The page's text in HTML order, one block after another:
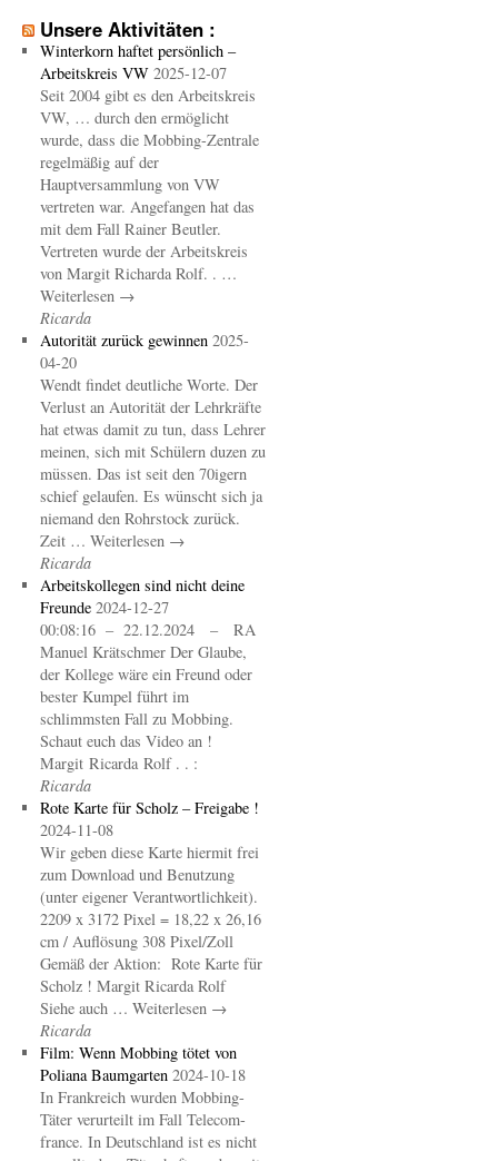
Unsere Aktivitäten :
Winterkorn haftet persönlich –
Arbeitskreis VW 2025-12-07
Seit 2004 gibt es den Arbeitskreis
VW, … durch den ermöglicht
wurde, dass die Mobbing-Zentrale
regelmäßig auf der
Hauptversammlung von VW
vertreten war. Angefangen hat das
mit dem Fall Rainer Beutler.
Vertreten wurde der Arbeitskreis
von Margit Richarda Rolf. . …
Weiterlesen →
Ricarda
Autorität zurück gewinnen 2025-
04-20
Wendt findet deutliche Worte. Der
Verlust an Autorität der Lehrkräfte
hat etwas damit zu tun, dass Lehrer
meinen, sich mit Schülern duzen zu
müssen. Das ist seit den 70igern
schief gelaufen. Es wünscht sich ja
niemand den Rohrstock zurück.
Zeit … Weiterlesen →
Ricarda
Arbeitskollegen sind nicht deine
Freunde 2024-12-27
00:08:16 – 22.12.2024 – RA
Manuel Krätschmer Der Glaube,
der Kollege wäre ein Freund oder
bester Kumpel führt im
schlimmsten Fall zu Mobbing.
Schaut euch das Video an !
Margit Ricarda Rolf . . :
Ricarda
Rote Karte für Scholz – Freigabe !
2024-11-08
Wir geben diese Karte hiermit frei
zum Download und Benutzung
(unter eigener Verantwortlichkeit).
2209 x 3172 Pixel = 18,22 x 26,16
cm / Auflösung 308 Pixel/Zoll
Gemäß der Aktion: Rote Karte für
Scholz ! Margit Ricarda Rolf
Siehe auch … Weiterlesen →
Ricarda
Film: Wenn Mobbing tötet von
Poliana Baumgarten 2024-10-18
In Frankreich wurden Mobbing-
Täter verurteilt im Fall Telecom-
france. In Deutschland ist es nicht